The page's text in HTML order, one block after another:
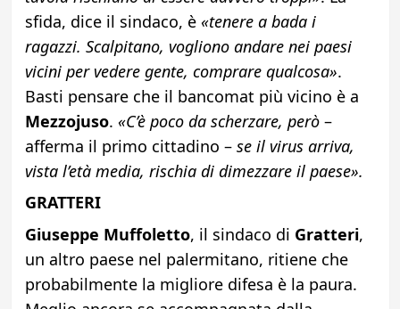
sfida, dice il sindaco, è «tenere a bada i
ragazzi. Scalpitano, vogliono andare nei paesi
vicini per vedere gente, comprare qualcosa».
Basti pensare che il bancomat più vicino è a
Mezzojuso. «C’è poco da scherzare, però–
afferma il primo cittadino – se il virus arriva,
vista l’età media, rischia di dimezzare il paese».
GRATTERI
Giuseppe Muffoletto, il sindaco di Gratteri,
un altro paese nel palermitano, ritiene che
probabilmente la migliore difesa è la paura.